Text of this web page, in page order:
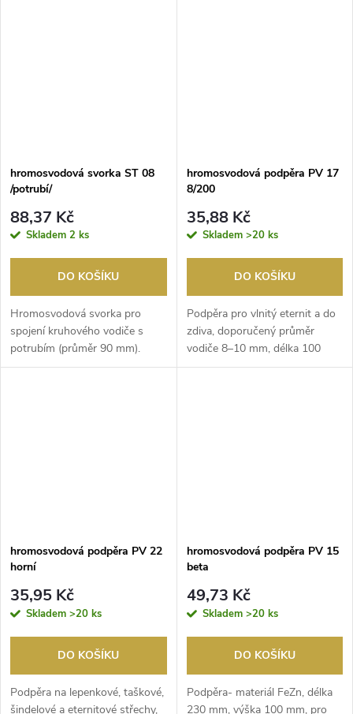
hromosvodová svorka ST 08
/potrubí/
88,37 Kč
Skladem 2 ks
DO KOŠÍKU
Hromosvodová svorka pro
spojení kruhového vodiče s
potrubím (průměr 90 mm).
hromosvodová podpěra PV 17
8/200
35,88 Kč
Skladem >20 ks
DO KOŠÍKU
Podpěra pro vlnitý eternit a do
zdiva, doporučený průměr
vodiče 8–10 mm, délka 100
mm, rozměry vrut...
hromosvodová podpěra PV 22
horní
35,95 Kč
Skladem >20 ks
DO KOŠÍKU
Podpěra na lepenkové, taškové,
šindelové a eternitové střechy,
hromosvodová podpěra PV 15
beta
49,73 Kč
Skladem >20 ks
DO KOŠÍKU
Podpěra- materiál FeZn, délka
230 mm, výška 100 mm, pro